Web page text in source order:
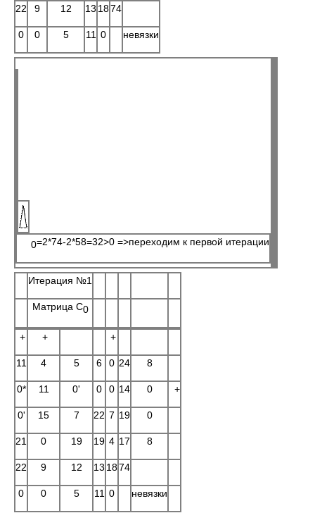
22 9 12 13 1874
0 0 5 11 0 невязки
0=2*74-2*58=32>0 =>переходим к первой итерации
Итерация №1
Матрица C0
+ + +
11 4 5 6 0 24 8
0* 11 0' 0 0 14 0 +
0' 15 7 22 7 19 0
21 0 19 19 4 17 8
22 9 12 13 1874
0 0 5 11 0 невязки